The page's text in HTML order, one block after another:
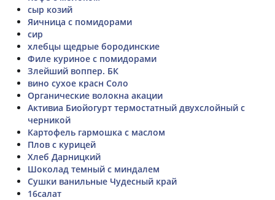
сыр козий
Яичница с помидорами
сир
хлебцы щедрые бородинские
Филе куриное с помидорами
Злейший воппер. БК
вино сухое красн Соло
Органические волокна акации
Активиа Биойогурт термостатный двухслойный с
черникой
Картофель гармошка с маслом
Плов с курицей
Хлеб Дарницкий
Шоколад темный с миндалем
Сушки ванильные Чудесный край
16салат